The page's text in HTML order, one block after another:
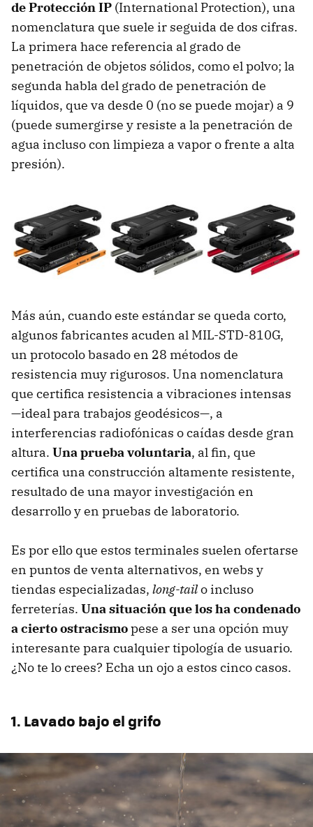
de Protección IP (International Protection), una
nomenclatura que suele ir seguida de dos cifras.
La primera hace referencia al grado de
penetración de objetos sólidos, como el polvo; la
segunda habla del grado de penetración de
líquidos, que va desde 0 (no se puede mojar) a 9
(puede sumergirse y resiste a la penetración de
agua incluso con limpieza a vapor o frente a alta
presión).
Más aún, cuando este estándar se queda corto,
algunos fabricantes acuden al MIL-STD-810G,
un protocolo basado en 28 métodos de
resistencia muy rigurosos. Una nomenclatura
que certifica resistencia a vibraciones intensas
—ideal para trabajos geodésicos—, a
interferencias radiofónicas o caídas desde gran
altura. Una prueba voluntaria, al fin, que
certifica una construcción altamente resistente,
resultado de una mayor investigación en
desarrollo y en pruebas de laboratorio.
Es por ello que estos terminales suelen ofertarse
en puntos de venta alternativos, en webs y
tiendas especializadas, long-tailo incluso
ferreterías. Una situación que los ha condenado
a cierto ostracismopese a ser una opción muy
interesante para cualquier tipología de usuario.
¿No te lo crees? Echa un ojo a estos cinco casos.
1.Lavado bajo el grifo